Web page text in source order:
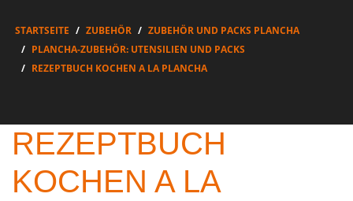
STARTSEITE ZUBEHÖR
ZUBEHÖR UND PACKS PLANCHA
PLANCHA-ZUBEHÖR: UTENSILIEN UND PACKS
REZEPTBUCH KOCHEN A LA PLANCHA
REZEPTBUCH
KOCHEN A LA